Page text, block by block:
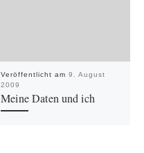
Veröffentlicht am 9. August
2009
Meine Daten und ich